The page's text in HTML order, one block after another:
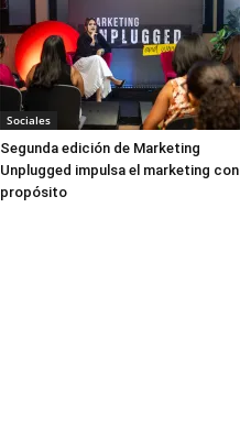
Sociales
Segunda edición de Marketing
Unplugged impulsa el marketing con
propósito